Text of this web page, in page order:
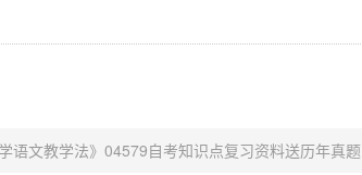
语文教学法》04579自考知识点复习资料送历年真题